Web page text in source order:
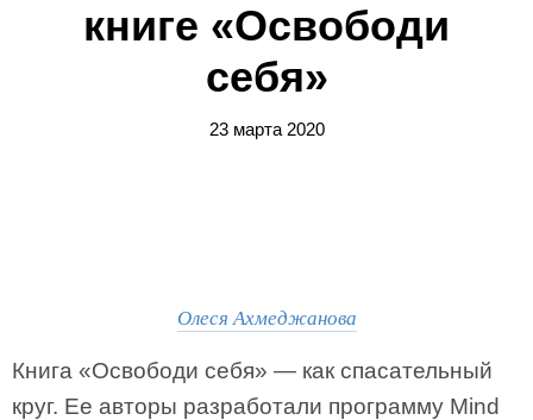
книге «Освободи
себя»
23 марта 2020
Олеся Ахмеджанова
Книга «Освободи себя» — как спасательный
круг. Ее авторы разработали программу Mind